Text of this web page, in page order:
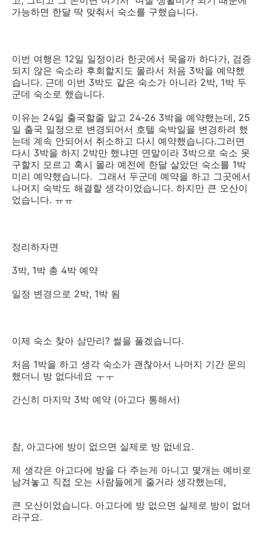
가능하면 한달 딱 맞춰서 숙소를 구했습니다.
이번 여행은 12일 일정이라 한곳에서 묵을까 하다가, 검증
되지 않은 숙소라 후회할지도 몰라서 처음 3박을 예약했
습니다. 근데 이번 3박도 같은 숙소가 아니라 2박, 1박 두
군데 숙소로 했습니다.
이유는 24일 출국할줄 알고 24-26 3박을 예약했는데, 25
일 출국 일정으로 변경되어서 호텔 숙박일을 변경하려 했
는데 계속 안되어서 취소하고 다시 예약했습니다.그러면
다시 3박을 하지 2박만 했냐면 연말이라 3박으로 숙소 못
구할지 모르고 혹시 몰라 예전에 한달 살았던 숙소를 1박
미리 예약했습니다. 그래서 두군데 예약을 하고 그곳에서
나머지 숙박도 해결할 생각이었습니다. 하지만 큰 오산이
었습니다. ㅠㅠ
정리하자면
3박, 1박 총 4박 예약
일정 변경으로 2박, 1박 됨
이제 숙소 찾아 삼만리? 썰을 풀겠습니다.
처음 1박을 하고 생각 숙소가 괜찮아서 나머지 기간 문의
했더니 방 없다네요 ㅜㅜ
간신히 마지막 3박 예약 (아고다 통해서)
참, 아고다에 방이 없으면 실제로 방 없네요.
제 생각은 아고다에 방을 다 주는게 아니고 몇개는 예비로
남겨놓고 직접 오는 사람들에게 줄거라 생각했는데,
큰 오산이었습니다. 아고다에 방 없으면 실제로 방이 없더
라구요.